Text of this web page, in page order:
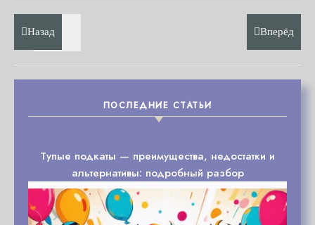
Назад Вперёд
ПОСЛЕДНИЕ СТАТЬИ
Тупые подкаты — преимущества, недостатки и
альтернативы: подробный разбор